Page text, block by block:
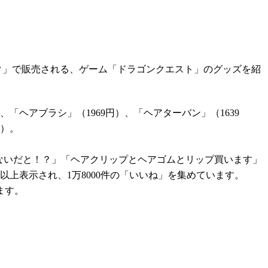
で販売される、ゲーム「ドラゴンクエスト」のグッズを紹
ヘアブラシ」（1969円）、「ヘアターバン」（1639
。
と！？」「ヘアクリップとヘアゴムとリップ買います」
表示され、1万8000件の「いいね」を集めています。
。